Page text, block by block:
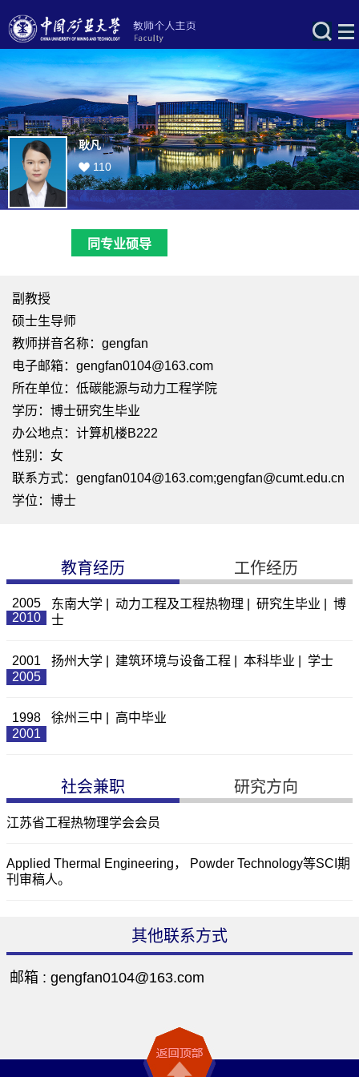
耿凡
110
同专业硕导
副教授
硕士生导师
教师拼音名称：gengfan
电子邮箱： gengfan0104@163.com
所在单位：低碳能源与动力工程学院
学历：博士研究生毕业
办公地点：计算机楼B222
性别：女
联系方式：gengfan0104@163.com;gengfan@cumt.edu.cn
学位：博士
教育经历 工作经历
2005
2010
东南大学 | 动力工程及工程热物理 | 研究生毕业 | 博
士
2001
2005
扬州大学 | 建筑环境与设备工程 | 本科毕业 | 学士
1998
2001
徐州三中 | 高中毕业
社会兼职 研究方向
江苏省工程热物理学会会员
Applied Thermal Engineering， Powder Technology等SCI期
刊审稿人。
其他联系方式
邮箱 :gengfan0104@163.com